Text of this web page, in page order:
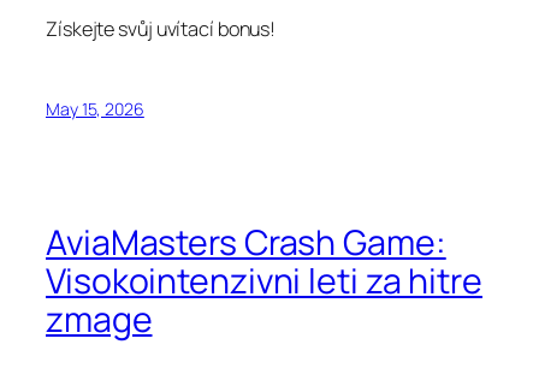
Získejte svůj uvítací bonus!
May 15, 2026
AviaMasters Crash Game:
Visokointenzivni leti za hitre
zmage